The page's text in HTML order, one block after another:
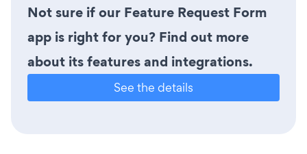
Not sure if our Feature Request Form
app is right for you? Find out more
about its features and integrations.
See the details